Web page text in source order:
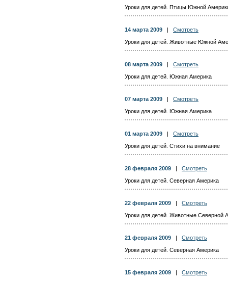
Уроки для детей. Птицы Южной
14 марта 2009
Смотреть
Уроки для детей. Животные Южной
08 марта 2009
Смотреть
Уроки для детей. Южная Америка
07 марта 2009
Смотреть
Уроки для детей. Южная Америка
01 марта 2009
Смотреть
Уроки для детей. Стихи на внимание
28 февраля 2009
Смотреть
Уроки для детей. Северная Америка
22 февраля 2009
Смотреть
Уроки для детей. Животные Северной
21 февраля 2009
Смотреть
Уроки для детей. Северная Америка
15 февраля 2009
Смотреть